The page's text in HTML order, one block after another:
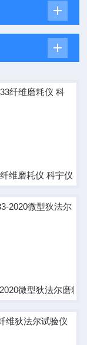
维磨耗仪 科宇仪器
微型狄法尔磨耗